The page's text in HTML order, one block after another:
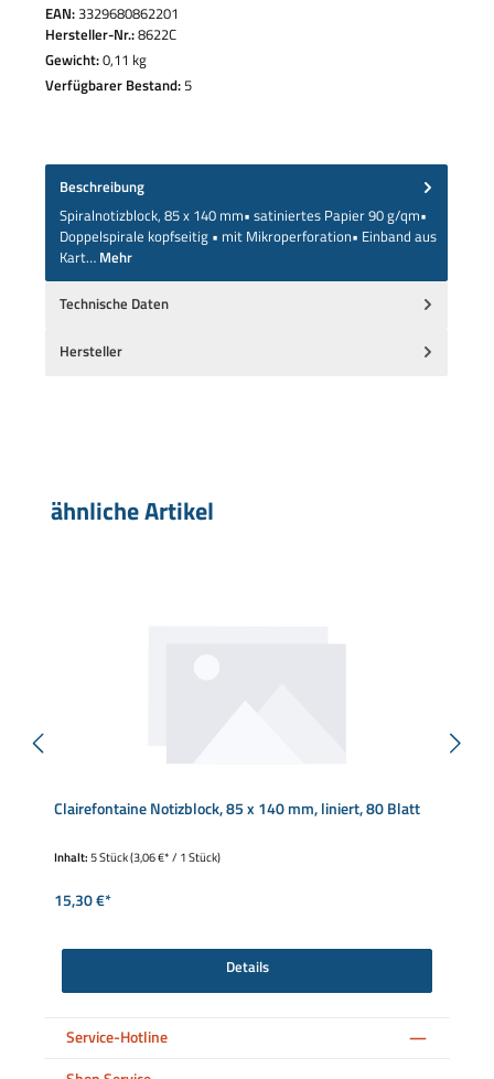
EAN:3329680862201
Hersteller-Nr.:8622C
Gewicht:0,11 kg
Verfügbarer Bestand:5
Beschreibung
Spiralnotizblock, 85 x 140 mm• satiniertes Papier 90 g/qm•
Doppelspirale kopfseitig • mit Mikroperforation• Einband aus
Kart… Mehr
Technische Daten
Hersteller
Produktgalerie überspringen
ähnliche Artikel
Clairefontaine Notizblock, 85 x 140 mm, liniert, 80 Blatt
Inhalt:5 Stück(3,06 €* / 1 Stück)
15,30 €*
Details
Service-Hotline